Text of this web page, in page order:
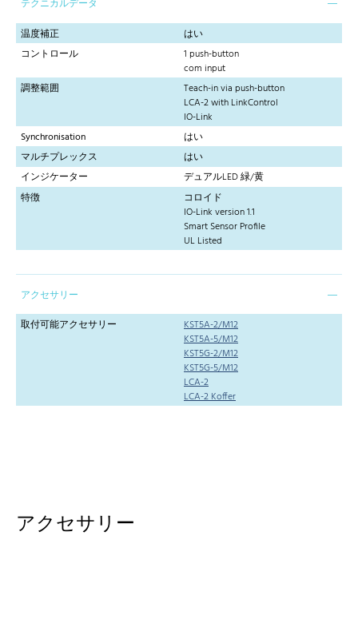
テクニカルデータ
温度補正
はい
コントロール
1 push-button
com input
調整範囲
Teach-in via push-button
LCA-2 with LinkControl
IO-Link
Synchronisation
はい
マルチプレックス
はい
インジケーター
デュアルLED 緑/黄
特徴
コロイド
IO-Link version 1.1
Smart Sensor Profile
UL Listed
アクセサリー
取付可能アクセサリー
KST5A-2/M12
KST5A-5/M12
KST5G-2/M12
KST5G-5/M12
LCA-2
LCA-2 Koffer
アクセサリー